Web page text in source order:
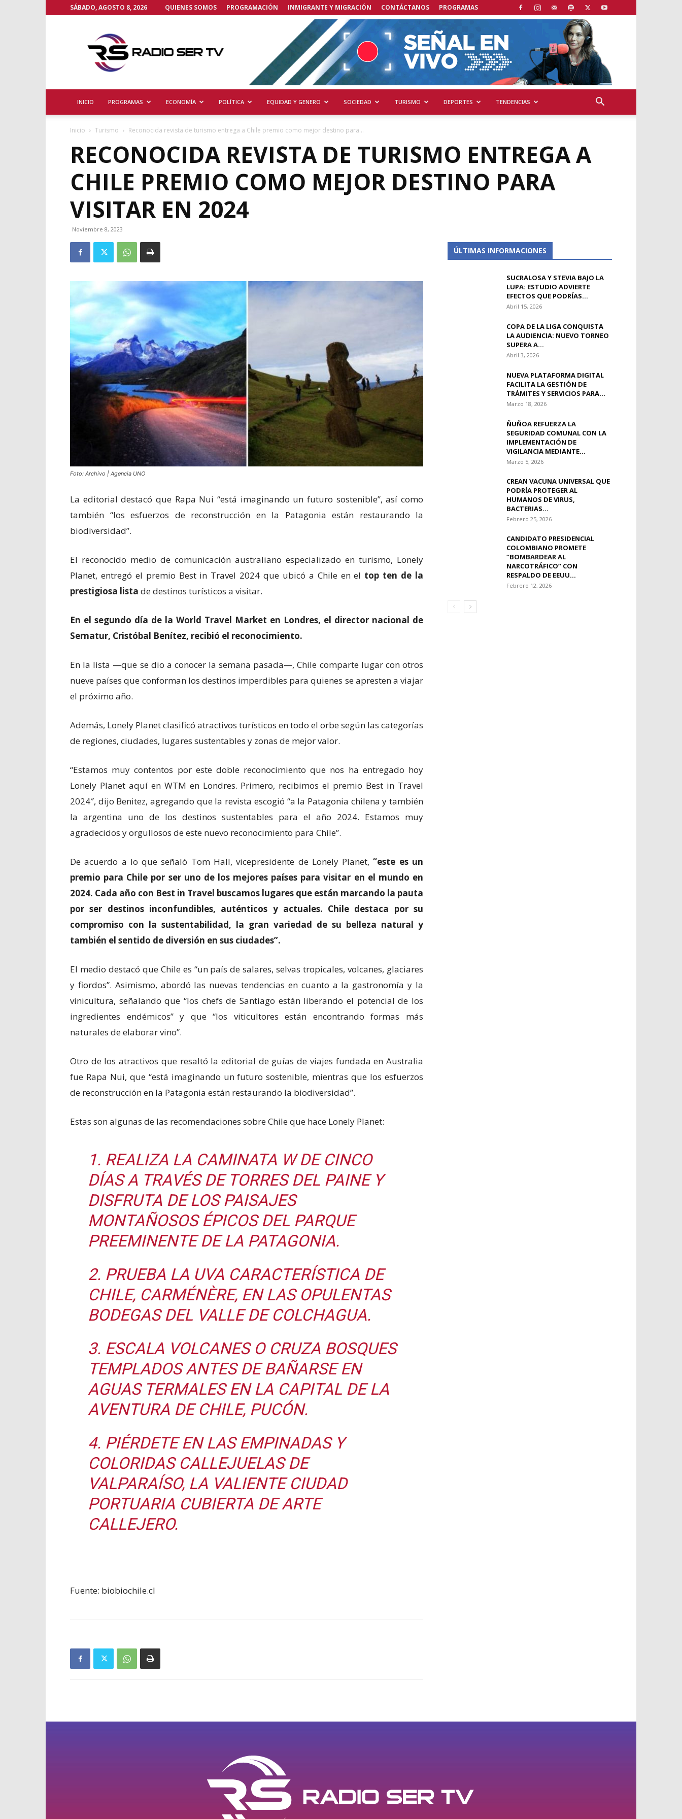
SÁBADO, AGOSTO 8, 2026 QUIENES SOMOS PROGRAMACIÓN INMIGRANTE Y MIGRACIÓN CONTÁCTANOS PROGRAMAS
TV
INICIO PROGRAMAS ECONOMÍA POLÍTICA EQUIDAD Y GENERO SOCIEDAD TURISMO DEPORTES TENDENCIAS
Inicio Turismo Reconocida revista de turismo entrega a Chile premio como mejor destino para...
RECONOCIDA REVISTA DE TURISMO ENTREGA A
CHILE PREMIO COMO MEJOR DESTINO PARA
VISITAR EN 2024
Noviembre 8, 2023
Foto: Archivo | Agencia UNO
La editorial destacó que Rapa Nui “está imaginando un futuro sostenible”, así como
también “los esfuerzos de reconstrucción en la Patagonia están restaurando la
biodiversidad”.
El reconocido medio de comunicación australiano especializado en turismo, Lonely
Planet, entregó el premio Best in Travel 2024 que ubicó a Chile en el top ten de la
prestigiosa lista de destinos turísticos a visitar.
En el segundo día de la World Travel Market en Londres, el director nacional de
Sernatur, Cristóbal Benítez, recibió el reconocimiento.
En la lista —que se dio a conocer la semana pasada—, Chile comparte lugar con otros
nueve países que conforman los destinos imperdibles para quienes se apresten a viajar
el próximo año.
Además, Lonely Planet clasificó atractivos turísticos en todo el orbe según las categorías
de regiones, ciudades, lugares sustentables y zonas de mejor valor.
“Estamos muy contentos por este doble reconocimiento que nos ha entregado hoy
Lonely Planet aquí en WTM en Londres. Primero, recibimos el premio Best in Travel
2024″, dijo Benitez, agregando que la revista escogió “a la Patagonia chilena y también
la argentina uno de los destinos sustentables para el año 2024. Estamos muy
agradecidos y orgullosos de este nuevo reconocimiento para Chile”.
De acuerdo a lo que señaló Tom Hall, vicepresidente de Lonely Planet,“este es un
premio para Chile por ser uno de los mejores países para visitar en el mundo en
2024. Cada año con Best in Travel buscamos lugares que están marcando la pauta
por ser destinos inconfundibles, auténticos y actuales. Chile destaca por su
compromiso con la sustentabilidad, la gran variedad de su belleza natural y
también el sentido de diversión en sus ciudades”.
El medio destacó que Chile es “un país de salares, selvas tropicales, volcanes, glaciares
y fiordos”. Asimismo, abordó las nuevas tendencias en cuanto a la gastronomía y la
vinicultura, señalando que “los chefs de Santiago están liberando el potencial de los
ingredientes endémicos” y que “los viticultores están encontrando formas más
naturales de elaborar vino”.
Otro de los atractivos que resaltó la editorial de guías de viajes fundada en Australia
fue Rapa Nui, que “está imaginando un futuro sostenible, mientras que los esfuerzos
de reconstrucción en la Patagonia están restaurando la biodiversidad”.
Estas son algunas de las recomendaciones sobre Chile que hace Lonely Planet:
1. REALIZA LA CAMINATA W DE CINCO
DÍAS A TRAVÉS DE TORRES DEL PAINE Y
DISFRUTA DE LOS PAISAJES
MONTAÑOSOS ÉPICOS DEL PARQUE
PREEMINENTE DE LA PATAGONIA.
2. PRUEBA LA UVA CARACTERÍSTICA DE
CHILE, CARMÉNÈRE, EN LAS OPULENTAS
BODEGAS DEL VALLE DE COLCHAGUA.
3. ESCALA VOLCANES O CRUZA BOSQUES
TEMPLADOS ANTES DE BAÑARSE EN
AGUAS TERMALES EN LA CAPITAL DE LA
AVENTURA DE CHILE, PUCÓN.
4. PIÉRDETE EN LAS EMPINADAS Y
COLORIDAS CALLEJUELAS DE
VALPARAÍSO, LA VALIENTE CIUDAD
PORTUARIA CUBIERTA DE ARTE
CALLEJERO.
Fuente: biobiochile.cl
ÚLTIMAS INFORMACIONES
SUCRALOSA Y STEVIA BAJO LA
LUPA: ESTUDIO ADVIERTE
EFECTOS QUE PODRÍAS...
Abril 15, 2026
COPA DE LA LIGA CONQUISTA
LA AUDIENCIA: NUEVO TORNEO
SUPERA A...
Abril 3, 2026
NUEVA PLATAFORMA DIGITAL
FACILITA LA GESTIÓN DE
TRÁMITES Y SERVICIOS PARA...
Marzo 18, 2026
ÑUÑOA REFUERZA LA
SEGURIDAD COMUNAL CON LA
IMPLEMENTACIÓN DE
VIGILANCIA MEDIANTE...
Marzo 5, 2026
CREAN VACUNA UNIVERSAL QUE
PODRÍA PROTEGER AL
HUMANOS DE VIRUS,
BACTERIAS...
Febrero 25, 2026
CANDIDATO PRESIDENCIAL
COLOMBIANO PROMETE
“BOMBARDEAR AL
NARCOTRÁFICO” CON
RESPALDO DE EEUU...
Febrero 12, 2026